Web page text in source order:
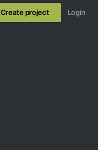
Create project Login